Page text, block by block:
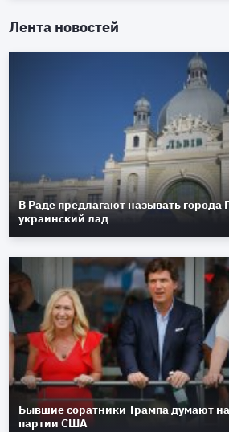
Лента новостей
В Раде предлагают называть города
украинский лад
Бывшие соратники Трампа думают
партии США